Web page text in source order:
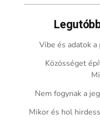
Vibe és adatok
Közösséget
Nem fogynak a
Mikor és hol